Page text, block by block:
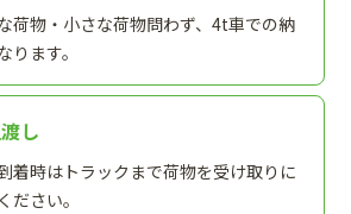
荷物・小さな荷物問わず、4t車での納
ります。
し
着時はトラックまで荷物を受け取りに
ださい。